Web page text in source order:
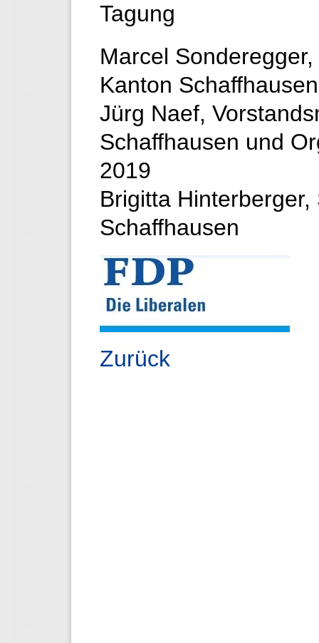
Tagung
Marcel
Kanton Schaffhausen
Jürg Naef,
Schaffhausen und
2019
Brigitta
Schaffhausen
Zurück